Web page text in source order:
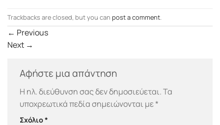
Trackbacks are closed, but you can post a comment
← Previous
Next →
Αφήστε μια απάντηση
Η ηλ. διεύθυνση σας δεν δημοσιεύεται.Τα
υποχρεωτικά πεδία σημειώνονται με*
Σχόλιο*